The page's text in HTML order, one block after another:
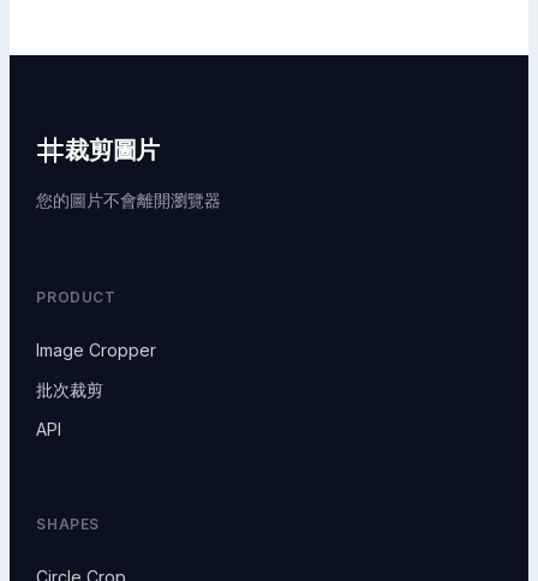
裁剪圖片
您的圖片不會離開瀏覽器
PRODUCT
Image Cropper
批次裁剪
API
SHAPES
Circle Crop